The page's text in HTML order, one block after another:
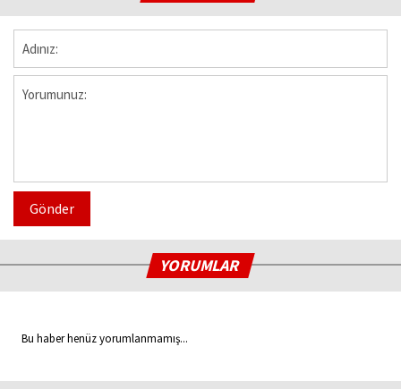
Gönder
YORUMLAR
Bu haber henüz yorumlanmamış...